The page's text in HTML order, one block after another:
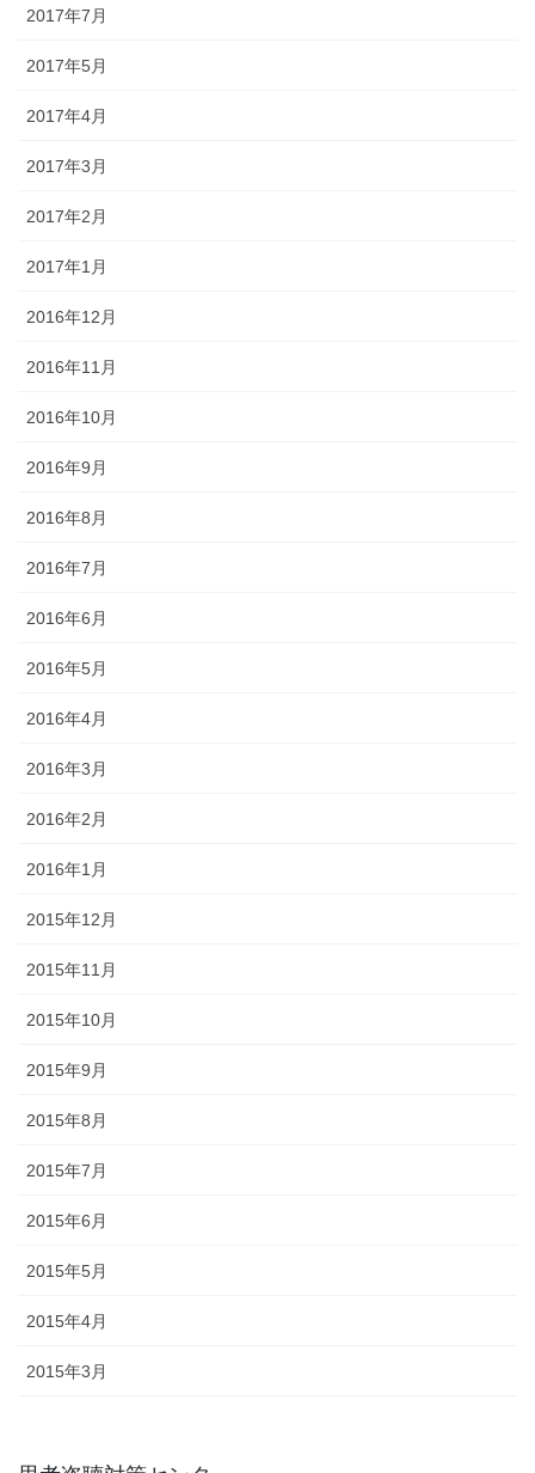
2017年7月
2017年5月
2017年4月
2017年3月
2017年2月
2017年1月
2016年12月
2016年11月
2016年10月
2016年9月
2016年8月
2016年7月
2016年6月
2016年5月
2016年4月
2016年3月
2016年2月
2016年1月
2015年12月
2015年11月
2015年10月
2015年9月
2015年8月
2015年7月
2015年6月
2015年5月
2015年4月
2015年3月